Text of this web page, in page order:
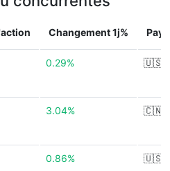
Changement 1j% Pays
0.29% 🇺🇸
3.04% 🇨🇳
0.86% 🇺🇸